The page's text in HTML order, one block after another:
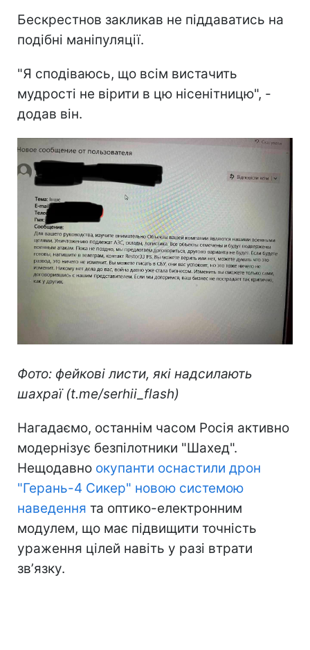
Бескрестнов закликав не піддаватись на
подібні маніпуляції.
"Я сподіваюсь, що всім вистачить
мудрості не вірити в цю нісенітницю", -
додав він.
Фото: фейкові листи, які надсилають
шахраї (t.me/serhii_flash)
Нагадаємо, останнім часом Росія активно
модернізує безпілотники "Шахед".
Нещодавно окупанти оснастили дрон
"Герань-4 Сикер" новою системою
наведення та оптико-електронним
модулем, що має підвищити точність
ураження цілей навіть у разі втрати
звʼязку.